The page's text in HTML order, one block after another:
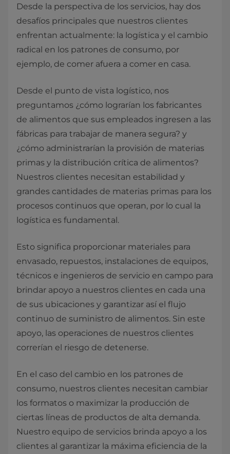
Desde la perspectiva de los servicios, hay dos
desafíos principales que nuestros clientes
enfrentan actualmente: la logística y el cambio
radical en los patrones de consumo, por
ejemplo, de comer afuera a comer en casa.
Desde el punto de vista logístico, nos
preguntamos ¿cómo lograrían los fabricantes
de alimentos que sus empleados ingresen a las
fábricas para trabajar de manera segura? y
¿cómo administrarían la provisión de materias
primas y la distribución crítica de alimentos?
Nuestros clientes necesitan estabilidad y
grandes cantidades de materias primas para los
procesos continuos que operan, por lo cual la
logística es fundamental.
Esto significa proporcionar materiales para
envasado, repuestos, instalaciones de equipos,
técnicos e ingenieros de servicio en campo para
brindar apoyo a nuestros clientes en cada una
de sus ubicaciones y garantizar así el flujo
continuo de suministro de alimentos. Sin este
apoyo, las operaciones de nuestros clientes
correrían el riesgo de detenerse.
En el caso del cambio en los patrones de
consumo, nuestros clientes necesitan cambiar
los formatos o maximizar la producción de
ciertas líneas de productos de alta demanda.
Nuestro equipo de servicios brinda apoyo a los
clientes al garantizar la máxima eficiencia de la